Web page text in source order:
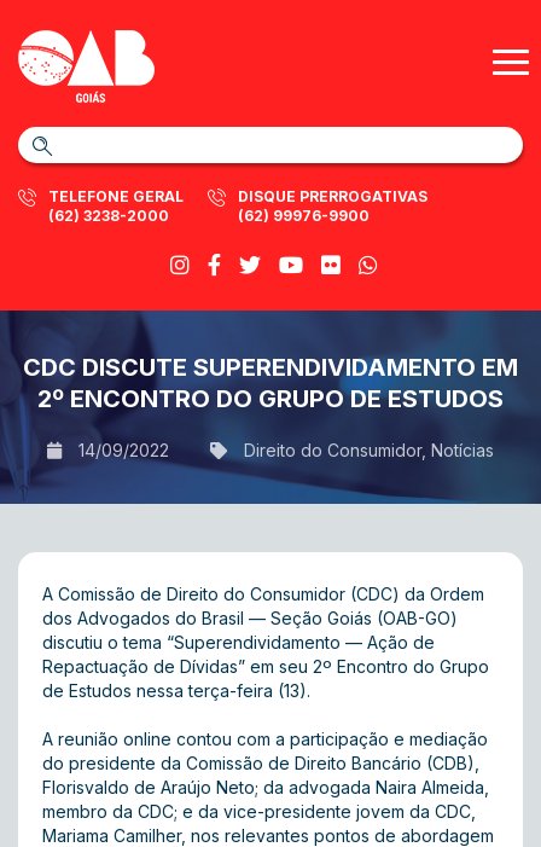
TELEFONE GERAL
(62) 3238-2000
DISQUE PRERROGATIVAS
(62) 99976-9900
CDC DISCUTE SUPERENDIVIDAMENTO EM
2º ENCONTRO DO GRUPO DE ESTUDOS
14/09/2022 Direito do Consumidor, Notícias
A Comissão de Direito do Consumidor (CDC) da Ordem
dos Advogados do Brasil — Seção Goiás (OAB-GO)
discutiu o tema “Superendividamento — Ação de
Repactuação de Dívidas” em seu 2º Encontro do Grupo
de Estudos nessa terça-feira (13).
A reunião online contou com a participação e mediação
do presidente da Comissão de Direito Bancário (CDB),
Florisvaldo de Araújo Neto; da advogada Naira Almeida,
membro da CDC; e da vice-presidente jovem da CDC,
Mariama Camilher, nos relevantes pontos de abordagem